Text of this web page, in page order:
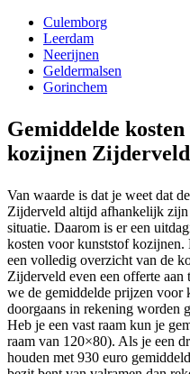
Culemborg
Leerdam
Neerijnen
Geldermalsen
Gorinchem
Gemiddelde
kozijnen Zijderveld
Van waarde is dat je weet dat
Zijderveld altijd afhankelijk zijn
situatie. Daarom is er een
kosten voor kunststof
een volledig overzicht van de
Zijderveld even een offerte aan
we de gemiddelde prijzen
doorgaans in rekening worden
Heb je een vast raam kun je
raam van 120×80). Als je een
houden met 930 euro